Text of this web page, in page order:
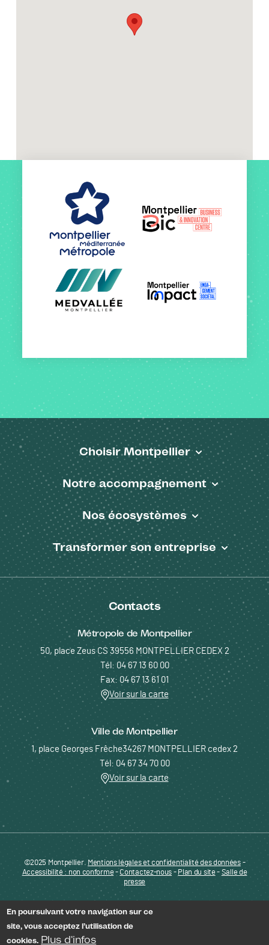
Pied de page
Choisir Montpellier
Notre accompagnement
Nos écosystèmes
Transformer son entreprise
Contacts
Métropole de Montpellier
50, place Zeus CS 39556 MONTPELLIER CEDEX 2
Tél: 04 67 13 60 00
Fax: 04 67 13 61 01
Voir sur la carte
Ville de Montpellier
1, place Georges Frêche34267 MONTPELLIER cedex 2
Tél: 04 67 34 70 00
Voir sur la carte
Pied de page - Menu bas - ENTREPRENDRE
©2025 Montpellier. Mentions légales et confidentialité des données-
Accessibilité : non conforme- Contactez-nous - Plan du site- Salle de
presse
En poursuivant votre navigation sur ce
site, vous acceptez l’utilisation de
cookies. Plus d'infos